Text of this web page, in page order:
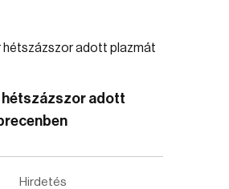
hétszázszor adott
Hirdetés